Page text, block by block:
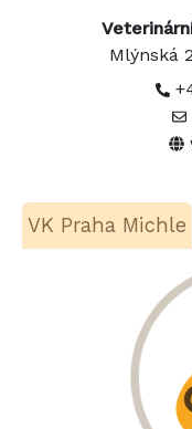
Mlýnská
VK Praha Michle